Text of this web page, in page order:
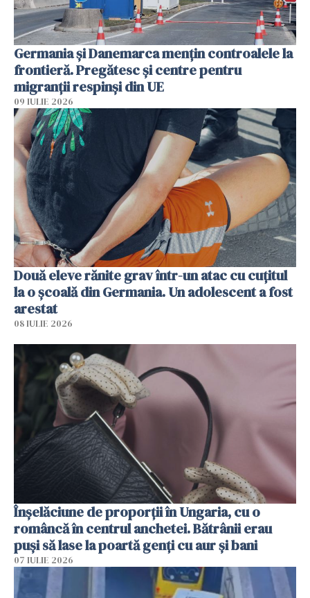
Germania și Danemarca mențin controalele la
frontieră. Pregătesc și centre pentru
migranții respinși din UE
09 IULIE 2026
Două eleve rănite grav într-un atac cu cuțitul
la o școală din Germania. Un adolescent a fost
arestat
08 IULIE 2026
Înșelăciune de proporții în Ungaria, cu o
româncă în centrul anchetei. Bătrânii erau
puși să lase la poartă genți cu aur și bani
07 IULIE 2026